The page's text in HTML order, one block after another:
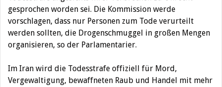
gesprochen worden sei. Die Kommission werde
vorschlagen, dass nur Personen zum Tode verurteilt
werden sollten, die Drogenschmuggel in großen Mengen
organisieren, so der Parlamentarier.
Im Iran wird die Todesstrafe offiziell für Mord,
Vergewaltigung, bewaffneten Raub und Handel mit mehr